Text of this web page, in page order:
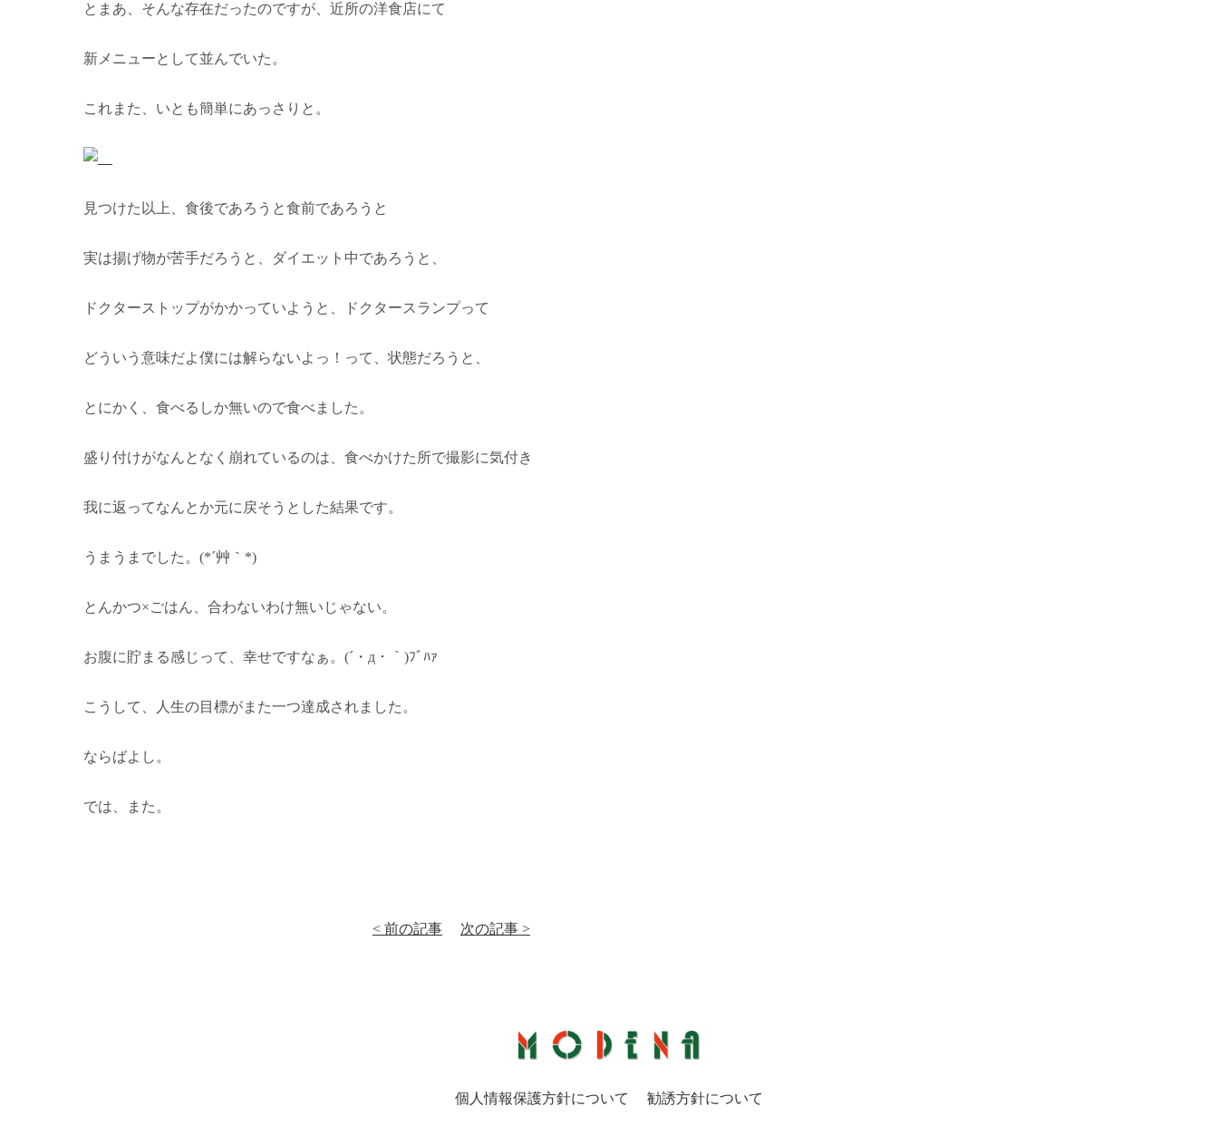
とまあ、そんな存在だったのですが、近所の洋食店にて
新メニューとして並んでいた。
これまた、いとも簡単にあっさりと。
見つけた以上、食後であろうと食前であろうと
実は揚げ物が苦手だろうと、ダイエット中であろうと、
ドクターストップがかかっていようと、ドクタースランプって
どういう意味だよ僕には解らないよっ！って、状態だろうと、
とにかく、食べるしか無いので食べました。
盛り付けがなんとなく崩れているのは、食べかけた所で撮影に気付き
我に返ってなんとか元に戻そうとした結果です。
うまうまでした。(*´艸｀*)
とんかつ×ごはん、合わないわけ無いじゃない。
お腹に貯まる感じって、幸せですなぁ。(´・д・｀)ﾌﾞﾊｧ
こうして、人生の目標がまた一つ達成されました。
ならばよし。
では、また。
< 前の記事 次の記事 >
個人情報保護方針について 勧誘方針について